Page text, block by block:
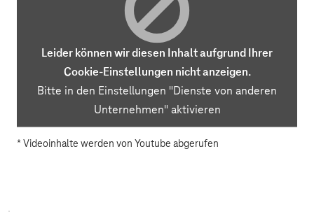
Leider können wir diesen Inhalt aufgrund Ihrer
Cookie-Einstellungen nicht anzeigen.
Bitte in den Einstellungen "Dienste von anderen
Unternehmen" aktivieren
* Videoinhalte werden von Youtube abgerufen